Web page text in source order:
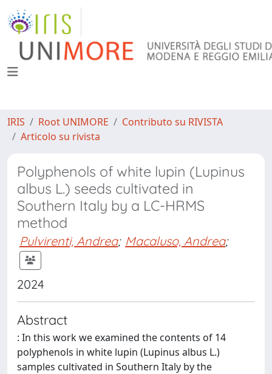
IRIS Root UNIMORE
Contributo su RIVISTA
Articolo su rivista
Polyphenols of white lupin (Lupinus
albus L.) seeds cultivated in
Southern Italy by a LC-HRMS
method
Pulvirenti, Andrea; Macaluso, Andrea;
2024
Abstract
: In this work we examined the contents of 14
polyphenols in white lupin (Lupinus albus L.)
samples cultivated in Southern Italy by the